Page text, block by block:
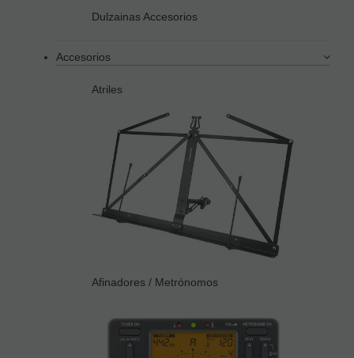
Dulzainas Accesorios
Accesorios
Atriles
Afinadores / Metrónomos